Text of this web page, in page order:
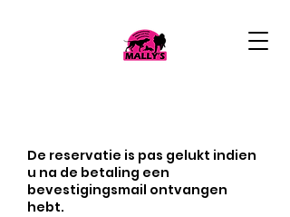
De reservatie is pas gelukt indien
u na de betaling een
bevestigingsmail ontvangen
hebt.